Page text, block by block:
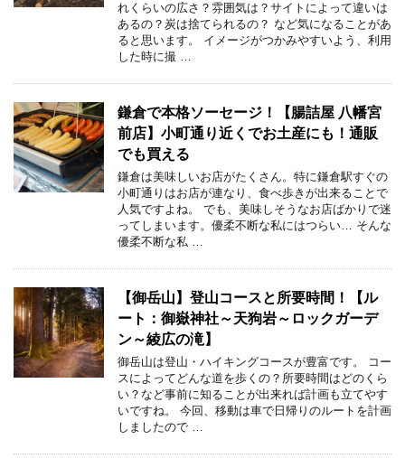
れくらいの広さ？雰囲気は？サイトによって違いは
あるの？炭は捨てられるの？ など気になることがあ
ると思います。 イメージがつかみやすいよう、利用
した時に撮 …
鎌倉で本格ソーセージ！【腸詰屋 八幡宮
前店】小町通り近くでお土産にも！通販
でも買える
鎌倉は美味しいお店がたくさん。特に鎌倉駅すぐの
小町通りはお店が連なり、食べ歩きが出来ることで
人気ですよね。 でも、美味しそうなお店ばかりで迷
ってしまいます。優柔不断な私にはつらい… そんな
優柔不断な私 …
【御岳山】登山コースと所要時間！【ル
ート：御嶽神社～天狗岩～ロックガーデ
ン～綾広の滝】
御岳山は登山・ハイキングコースが豊富です。 コー
スによってどんな道を歩くの？所要時間はどのくら
い？など事前に知ることが出来れば計画も立てやす
いですね。 今回、移動は車で日帰りのルートを計画
しましたので …